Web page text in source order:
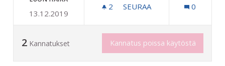
13.12.2019
2 2 SEURAAJAA
SEURAA 0
2 Kannatukset Kannatus poissa käytöstä